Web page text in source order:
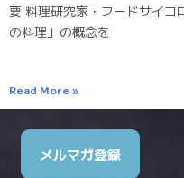
要 料理研究家・フードサイコ
の料理」の概念を
Read More »
メルマガ登録